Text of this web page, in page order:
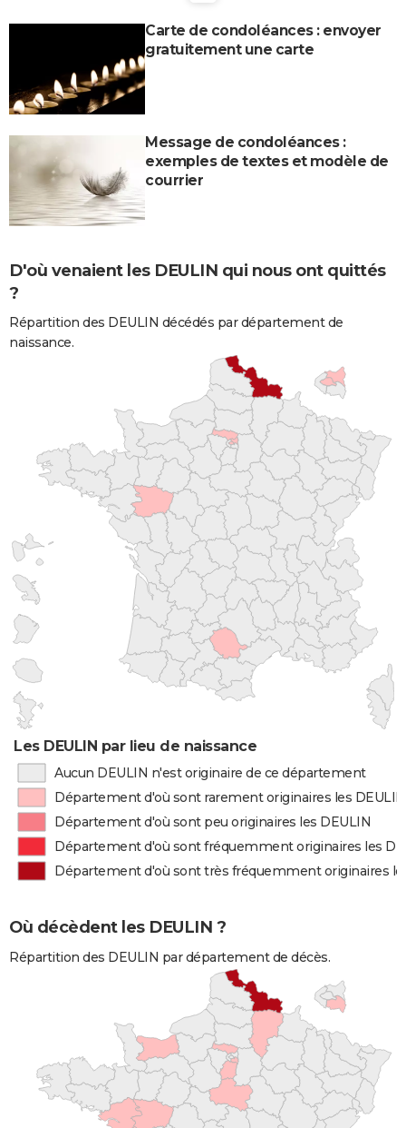
Carte de condoléances : envoyer
gratuitement une carte
Message de condoléances :
exemples de textes et modèle de
courrier
D'où venaient les DEULIN qui nous ont quittés
?
Répartition des DEULIN décédés par département de
naissance.
Les DEULIN par lieu de naissance
Aucun DEULIN n'est originaire de ce département
Département d'où sont rarement originaires les DEULIN
Département d'où sont peu originaires les DEULIN
Département d'où sont fréquemment originaires les
Département d'où sont très fréquemment originaires
Où décèdent les DEULIN ?
Répartition des DEULIN par département de décès.